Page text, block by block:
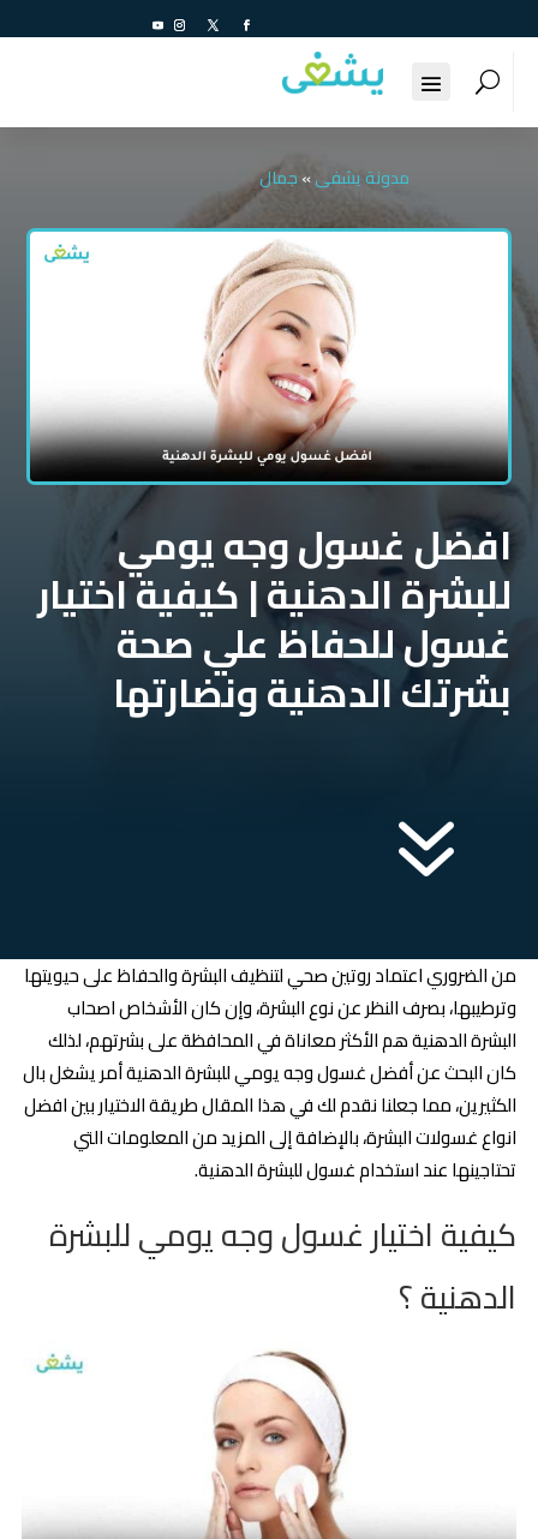
مدونة يشفى»جمال
افضل غسول وجه يومي
للبشرة الدهنية | كيفية اختيار
غسول للحفاظ علي صحة
بشرتك الدهنية ونضارتها
7
من الضروري اعتماد روتين صحي لتنظيف البشرة والحفاظ على حيويتها
وترطيبها، بصرف النظر عن نوع البشرة، وإن كان الأشخاص اصحاب
البشرة الدهنية هم الأكثر معاناة في المحافظة على بشرتهم، لذلك
كان البحث عن أفضل غسول وجه يومي للبشرة الدهنية أمر يشغل بال
الكثيرين، مما جعلنا نقدم لك في هذا المقال طريقة الاختيار بين افضل
انواع غسولات البشرة، بالإضافة إلى المزيد من المعلومات التي
تحتاجينها عند استخدام غسول للبشرة الدهنية.
كيفية اختيار غسول وجه يومي للبشرة
الدهنية ؟